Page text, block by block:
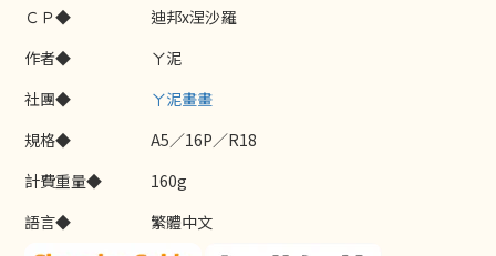
ＣＰ◆
迪邦x涅沙羅
作者◆
ㄚ泥
社團◆
ㄚ泥畫畫
規格◆
A5／16P／R18
計費重量◆
160g
語言◆
繁體中文